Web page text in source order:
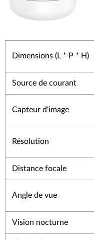
Dimensions (L * P * H)
Source de courant
Capteur d'image
Résolution
Distance focale
Angle de vue
Vision nocturne